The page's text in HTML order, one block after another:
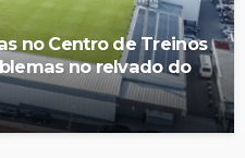
no Centro de Treinos
no relvado do